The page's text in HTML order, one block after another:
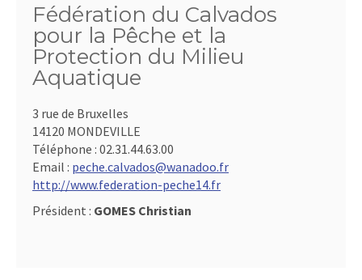
Fédération du Calvados
pour la Pêche et la
Protection du Milieu
Aquatique
3 rue de Bruxelles
14120 MONDEVILLE
Téléphone : 02.31.44.63.00
Email : peche.calvados@wanadoo.fr
http://www.federation-peche14.fr
Président : GOMES Christian